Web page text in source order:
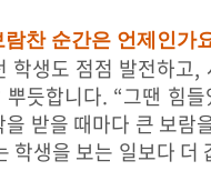
찬 순간은 언제인가
학생도 점점 발전하고,
듯합니다. “그땐 힘
받을 때마다 큰 보람
학생을 보는 일보다 더